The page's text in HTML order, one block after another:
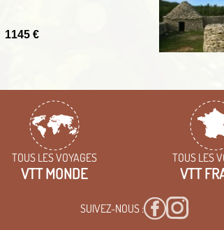
1145 €
TOUS LES VOYAGES
VTT MONDE
TOUS LES
VTT
SUIVEZ-NOUS :